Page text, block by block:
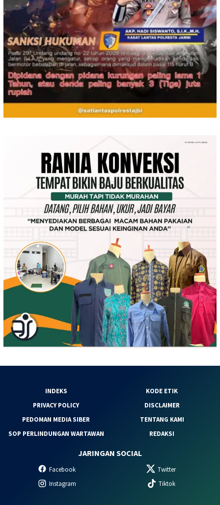
INDEKS
KODE ETIK
PRIVACY POLICY
DISCLAIMER
PEDOMAN MEDIA SIBER
TENTANG KAMI
SOP PERLINDUNGAN WARTAWAN
REDAKSI
JARINGAN SOCIAL
Facebook
Twitter
Instagram
Tiktok